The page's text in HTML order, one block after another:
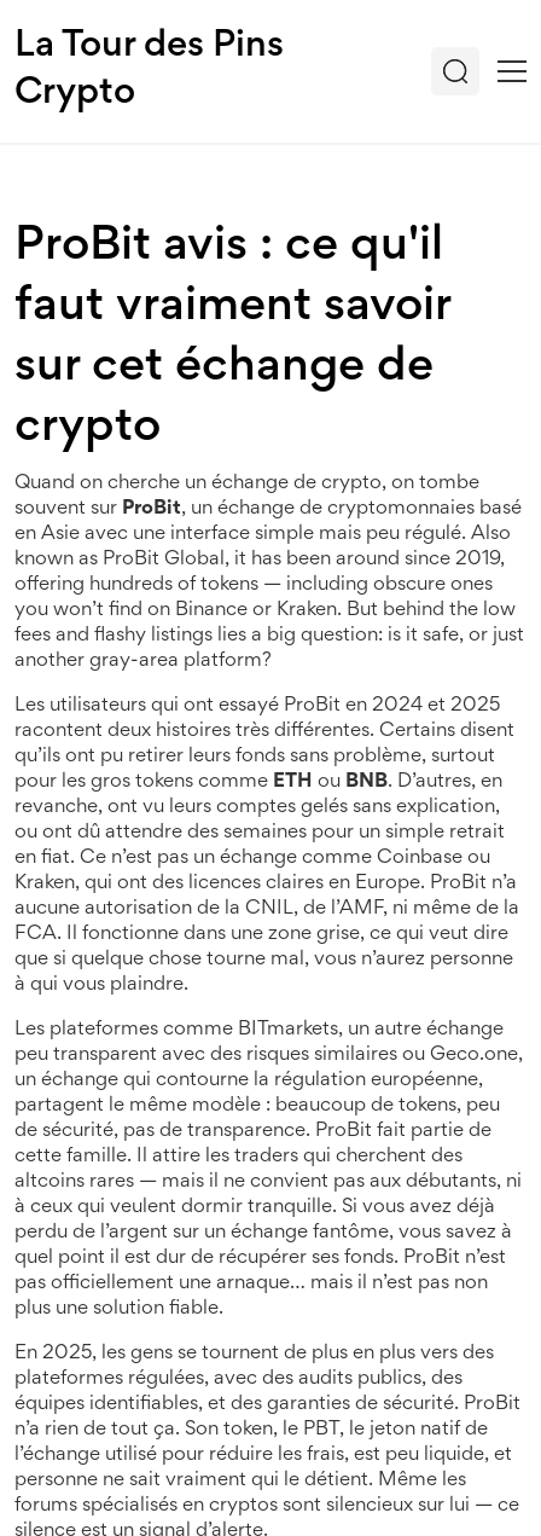
La Tour des Pins
Crypto
ProBit avis : ce qu'il
faut vraiment savoir
sur cet échange de
crypto
Quand on cherche un échange de crypto, on tombe
souvent sur ProBit, un échange de cryptomonnaies basé
en Asie avec une interface simple mais peu régulé. Also
known as ProBit Global, it has been around since 2019,
offering hundreds of tokens — including obscure ones
you won’t find on Binance or Kraken. But behind the low
fees and flashy listings lies a big question: is it safe, or just
another gray-area platform?
Les utilisateurs qui ont essayé ProBit en 2024 et 2025
racontent deux histoires très différentes. Certains disent
qu’ils ont pu retirer leurs fonds sans problème, surtout
pour les gros tokens comme ETH ou BNB. D’autres, en
revanche, ont vu leurs comptes gelés sans explication,
ou ont dû attendre des semaines pour un simple retrait
en fiat. Ce n’est pas un échange comme Coinbase ou
Kraken, qui ont des licences claires en Europe. ProBit n’a
aucune autorisation de la CNIL, de l’AMF, ni même de la
FCA. Il fonctionne dans une zone grise, ce qui veut dire
que si quelque chose tourne mal, vous n’aurez personne
à qui vous plaindre.
Les plateformes comme BITmarkets, un autre échange
peu transparent avec des risques similaires ou Geco.one,
un échange qui contourne la régulation européenne,
partagent le même modèle : beaucoup de tokens, peu
de sécurité, pas de transparence. ProBit fait partie de
cette famille. Il attire les traders qui cherchent des
altcoins rares — mais il ne convient pas aux débutants, ni
à ceux qui veulent dormir tranquille. Si vous avez déjà
perdu de l’argent sur un échange fantôme, vous savez à
quel point il est dur de récupérer ses fonds. ProBit n’est
pas officiellement une arnaque… mais il n’est pas non
plus une solution fiable.
En 2025, les gens se tournent de plus en plus vers des
plateformes régulées, avec des audits publics, des
équipes identifiables, et des garanties de sécurité. ProBit
n’a rien de tout ça. Son token, le PBT , le jeton natif de
l’échange utilisé pour réduire les frais, est peu liquide, et
personne ne sait vraiment qui le détient. Même les
forums spécialisés en cryptos sont silencieux sur lui — ce
silence est un signal d’alerte.